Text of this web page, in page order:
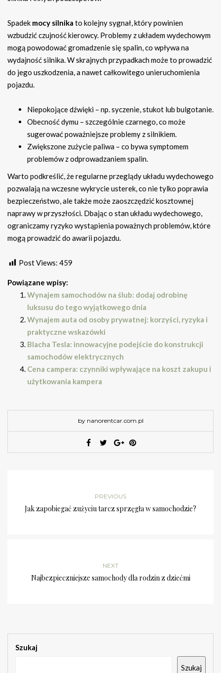
Spadek mocy silnika to kolejny sygnał, który powinien
wzbudzić czujność kierowcy. Problemy z układem wydechowym
mogą powodować gromadzenie się spalin, co wpływa na
wydajność silnika. W skrajnych przypadkach może to prowadzić
do jego uszkodzenia, a nawet całkowitego unieruchomienia
pojazdu.
Niepokojące dźwięki – np. syczenie, stukot lub bulgotanie.
Obecność dymu – szczególnie czarnego, co może
sugerować poważniejsze problemy z silnikiem.
Zwiększone zużycie paliwa – co bywa symptomem
problemów z odprowadzaniem spalin.
Warto podkreślić, że regularne przeglądy układu wydechowego
pozwalają na wczesne wykrycie usterek, co nie tylko poprawia
bezpieczeństwo, ale także może zaoszczędzić kosztownej
naprawy w przyszłości. Dbając o stan układu wydechowego,
ograniczamy ryzyko wystąpienia poważnych problemów, które
mogą prowadzić do awarii pojazdu.
Post Views: 459
Powiązane wpisy:
Wynajem samochodów na ślub: dodaj odrobinę
luksusu do tego wyjątkowego dnia
Wynajem auta od osoby prywatnej: korzyści, ryzyka i
praktyczne wskazówki
Blacha Tesla: innowacyjne podejście do konstrukcji
samochodów elektrycznych
Cena campera: czynniki wpływające na koszt zakupu i
użytkowania kampera
by nanorentcar.com.pl
PREVIOUS
Jak zapobiegać zużyciu tarcz sprzęgła w samochodzie?
NEXT
Najbezpieczniejsze samochody dla rodzin z dziećmi
Szukaj
Szukaj